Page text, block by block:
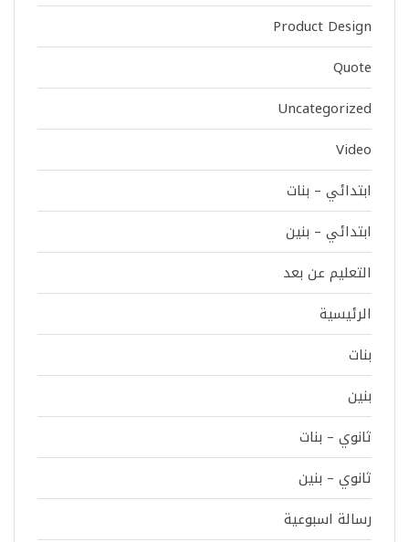
Product Design
Quote
Uncategorized
Video
ابتدائي – بنات
ابتدائي – بنين
التعليم عن بعد
الرئيسية
بنات
بنين
ثانوي – بنات
ثانوي – بنين
رسالة اسبوعية